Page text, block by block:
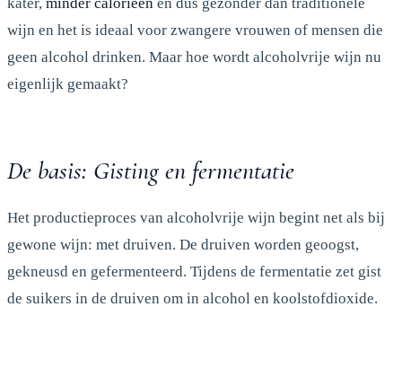
wijn en het is ideaal voor zwangere vrouwen of mensen die
geen alcohol drinken. Maar hoe wordt alcoholvrije wijn nu
eigenlijk gemaakt?
De basis: Gisting en fermentatie
Het productieproces van alcoholvrije wijn begint net als bij
gewone wijn: met druiven. De druiven worden geoogst,
gekneusd en gefermenteerd. Tijdens de fermentatie zet gist
de suikers in de druiven om in alcohol en koolstofdioxide.